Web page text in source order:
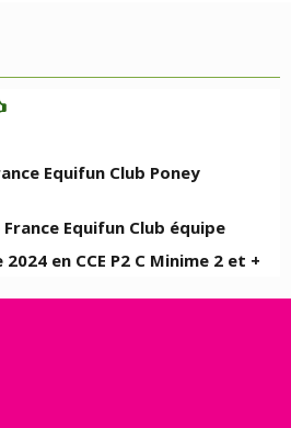
Equifun Club Poney
Equifun Club équipe
en CCE P2 C Minime 2 et +